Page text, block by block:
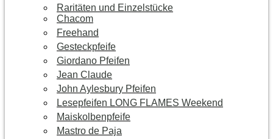
Raritäten und Einzelstücke
Chacom
Freehand
Gesteckpfeife
Giordano Pfeifen
Jean Claude
John Aylesbury Pfeifen
Lesepfeifen LONG FLAMES Weekend
Maiskolbenpfeife
Mastro de Paja